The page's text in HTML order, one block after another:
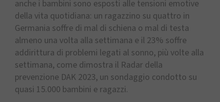
anche i bambini sono esposti alle tensioni emotive
della vita quotidiana: un ragazzino su quattro in
Germania soffre di mal di schiena o mal di testa
almeno una volta alla settimana e il 23% soffre
addirittura di problemi legati al sonno, più volte alla
settimana, come dimostra il Radar della
prevenzione DAK 2023, un sondaggio condotto su
quasi 15.000 bambini e ragazzi.